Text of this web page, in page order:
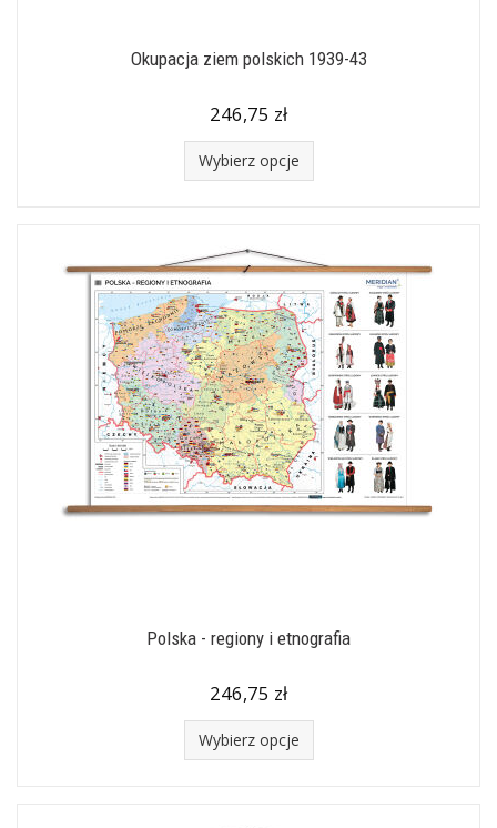
Okupacja ziem polskich 1939-43
246,75 zł
Wybierz opcje
Polska - regiony i etnografia
246,75 zł
Wybierz opcje